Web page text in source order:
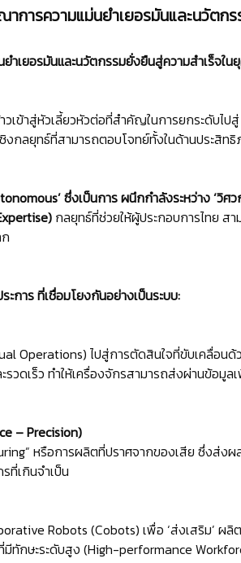
การความแม่นยำเยอรมันและนวัตก
เยอรมันและนวัตกรรมยั่งยืนสู่ความสำเร็จใ
าสู่หัวเลี้ยวหัวต่อที่สำคัญในการยกระดับไป
งกลยุทธ์ที่สามารถตอบโจทย์ทั้งในด้านประสิ
ซึ่งเป็นการ ผนึกกำลังระหว่าง ‘วิศ
กลยุทธ์ที่ช่วยให้ผู้ประกอบการไทย ส
การ ที่เชื่อมโยงกันอย่างเป็นระบบ:
Operations) ไปสู่การตัดสินใจที่ขับเคลื่อน
ดเร็ว ทำให้เครื่องจักรสามารถส่งผ่านข้อมูล
– Precision)
หรือการผลิตที่ปราศจากของเสีย ซึ่งส่
ที่เกินจำเป็น
Robots (Cobots) เพื่อ ‘ส่งเสริม’
มีทักษะระดับสูง (High-performance